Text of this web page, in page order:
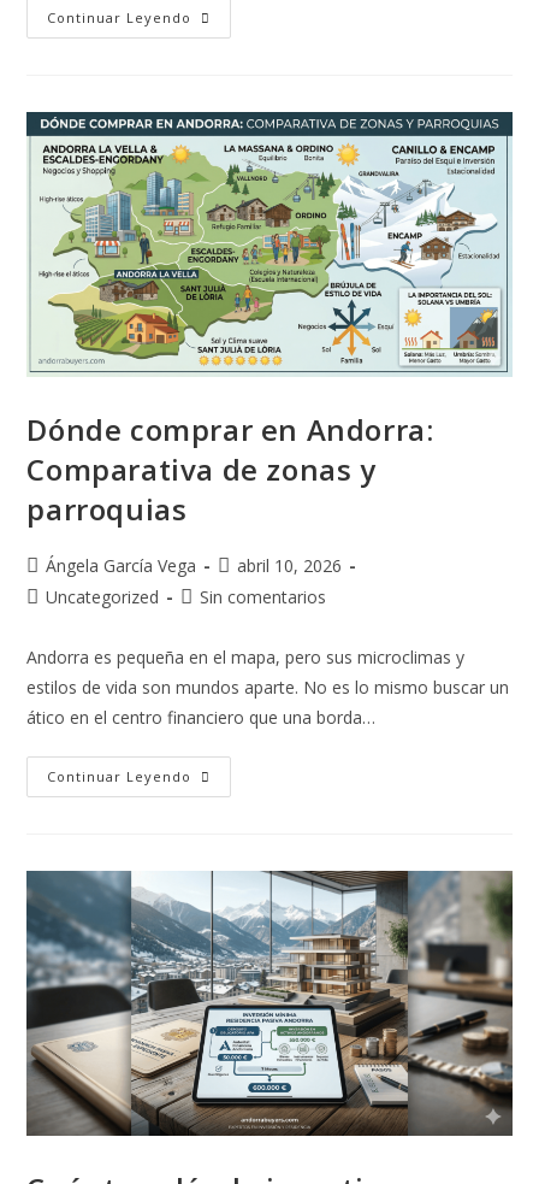
Continuar Leyendo
Dónde comprar en Andorra:
Comparativa de zonas y
parroquias
Ángela García Vega
abril 10, 2026
Uncategorized
Sin comentarios
Andorra es pequeña en el mapa, pero sus microclimas y
estilos de vida son mundos aparte. No es lo mismo buscar un
ático en el centro financiero que una borda…
Continuar Leyendo